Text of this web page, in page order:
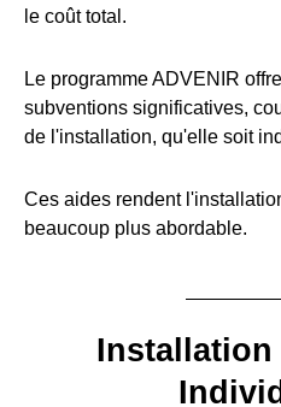
le coût total.
Le programme ADVENIR
subventions significatives,
de l'installation, qu'elle soit
Ces aides rendent
beaucoup plus abordable.
Installation